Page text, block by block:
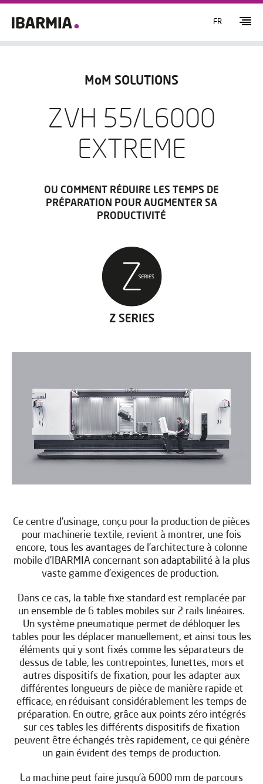
FR
MoM SOLUTIONS
ZVH 55/L6000
EXTREME
OU COMMENT RÉDUIRE LES TEMPS DE
PRÉPARATION POUR AUGMENTER SA
PRODUCTIVITÉ
Ce centre d’usinage, conçu pour la production de pièces
pour machinerie textile, revient à montrer, une fois
encore, tous les avantages de l’architecture à colonne
mobile d’IBARMIA concernant son adaptabilité à la plus
vaste gamme d’exigences de production.
Dans ce cas, la table fixe standard est remplacée par
un ensemble de 6 tables mobiles sur 2 rails linéaires.
Un système pneumatique permet de débloquer les
tables pour les déplacer manuellement, et ainsi tous les
éléments qui y sont fixés comme les séparateurs de
dessus de table, les contrepointes, lunettes, mors et
autres dispositifs de fixation, pour les adapter aux
différentes longueurs de pièce de manière rapide et
efficace, en réduisant considérablement les temps de
préparation. En outre, grâce aux points zéro intégrés
sur ces tables les différents dispositifs de fixation
peuvent être échangés très rapidement, ce qui génère
un gain évident des temps de production.
La machine peut faire jusqu’à 6000 mm de parcours